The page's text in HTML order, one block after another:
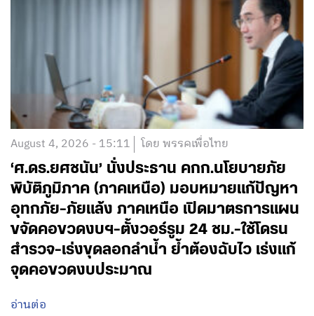
August 4, 2026 - 15:11 โดย พรรคเพื่อไทย
‘ศ.ดร.ยศชนัน’ นั่งประธาน คกก.นโยบายภัย
พิบัติภูมิภาค (ภาคเหนือ) มอบหมายแก้ปัญหา
อุทกภัย-ภัยแล้ง ภาคเหนือ เปิดมาตรการแผน
ขจัดคอขวดงบฯ-ตั้งวอร์รูม 24 ชม.-ใช้โดรน
สำรวจ-เร่งขุดลอกลำน้ำ ย้ำต้องฉับไว เร่งแก้
จุดคอขวดงบประมาณ
อ่านต่อ